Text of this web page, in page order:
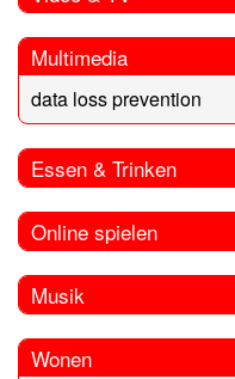
Multimedia
data loss prevention
Essen & Trinken
Online spielen
Musik
Wonen